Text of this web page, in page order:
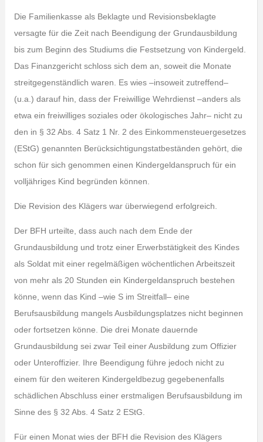
Die Familienkasse als Beklagte und Revisionsbeklagte
versagte für die Zeit nach Beendigung der Grundausbildung
bis zum Beginn des Studiums die Festsetzung von Kindergeld.
Das Finanzgericht schloss sich dem an, soweit die Monate
streitgegenständlich waren. Es wies –insoweit zutreffend–
(u.a.) darauf hin, dass der Freiwillige Wehrdienst –anders als
etwa ein freiwilliges soziales oder ökologisches Jahr– nicht zu
den in § 32 Abs. 4 Satz 1 Nr. 2 des Einkommensteuergesetzes
(EStG) genannten Berücksichtigungstatbeständen gehört, die
schon für sich genommen einen Kindergeldanspruch für ein
volljähriges Kind begründen können.
Die Revision des Klägers war überwiegend erfolgreich.
Der BFH urteilte, dass auch nach dem Ende der
Grundausbildung und trotz einer Erwerbstätigkeit des Kindes
als Soldat mit einer regelmäßigen wöchentlichen Arbeitszeit
von mehr als 20 Stunden ein Kindergeldanspruch bestehen
könne, wenn das Kind –wie S im Streitfall– eine
Berufsausbildung mangels Ausbildungsplatzes nicht beginnen
oder fortsetzen könne. Die drei Monate dauernde
Grundausbildung sei zwar Teil einer Ausbildung zum Offizier
oder Unteroffizier. Ihre Beendigung führe jedoch nicht zu
einem für den weiteren Kindergeldbezug gegebenenfalls
schädlichen Abschluss einer erstmaligen Berufsausbildung im
Sinne des § 32 Abs. 4 Satz 2 EStG.
Für einen Monat wies der BFH die Revision des Klägers